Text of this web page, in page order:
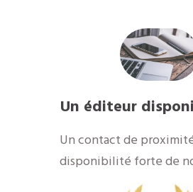
Un éditeur
​Un contact de
disponibilité forte de